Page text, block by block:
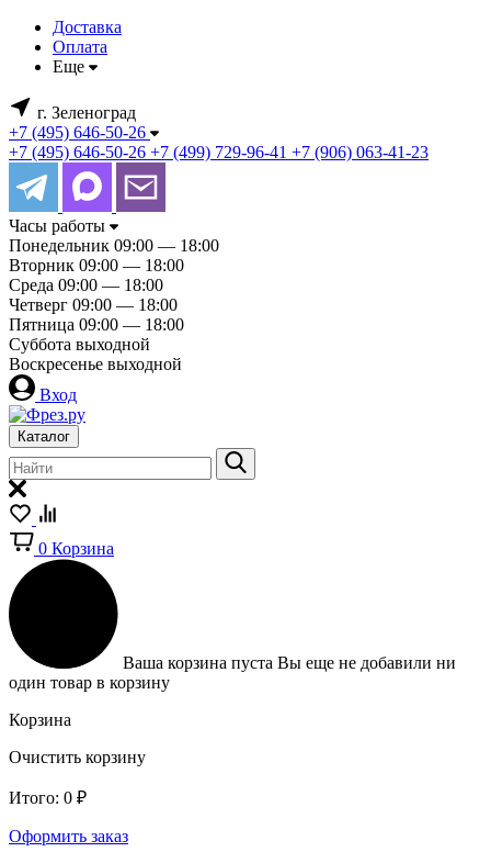
Доставка
Оплата
Еще
г. Зеленоград
+7 (495) 646-50-26
+7 (495) 646-50-26 +7 (499) 729-96-41 +7 (906) 063-41-23
Часы работы
Понедельник 09:00 — 18:00
Вторник 09:00 — 18:00
Среда 09:00 — 18:00
Четверг 09:00 — 18:00
Пятница 09:00 — 18:00
Суббота выходной
Воскресенье выходной
Вход
Каталог
0 Корзина
Ваша корзина пуста Вы еще не добавили ни
один товар в корзину
Корзина
Очистить корзину
Итого: 0 ₽
Оформить заказ